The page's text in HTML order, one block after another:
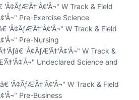
'Â¢ÃƒÆ’Ã†'Â¢'Â¬" W Track & Field
Pre-Exercise Science
'Â¢ÃƒÆ’Ã†'Â¢'Â¬" W Track & Field
Pre-Nursing
'Â¢ÃƒÆ’Ã†'Â¢'Â¬" W Track &
Undeclared Science and
'Â¢ÃƒÆ’Ã†'Â¢'Â¬" W Track & Field
Pre-Business